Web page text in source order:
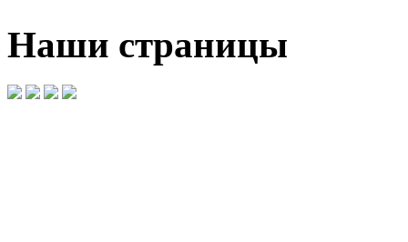
Наши страницы